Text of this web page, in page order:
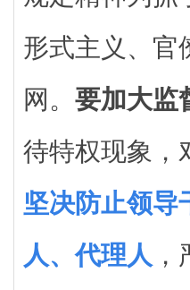
形式主义、官
网。 要加大监
待特权现象，
坚决防止领导
人、代理人